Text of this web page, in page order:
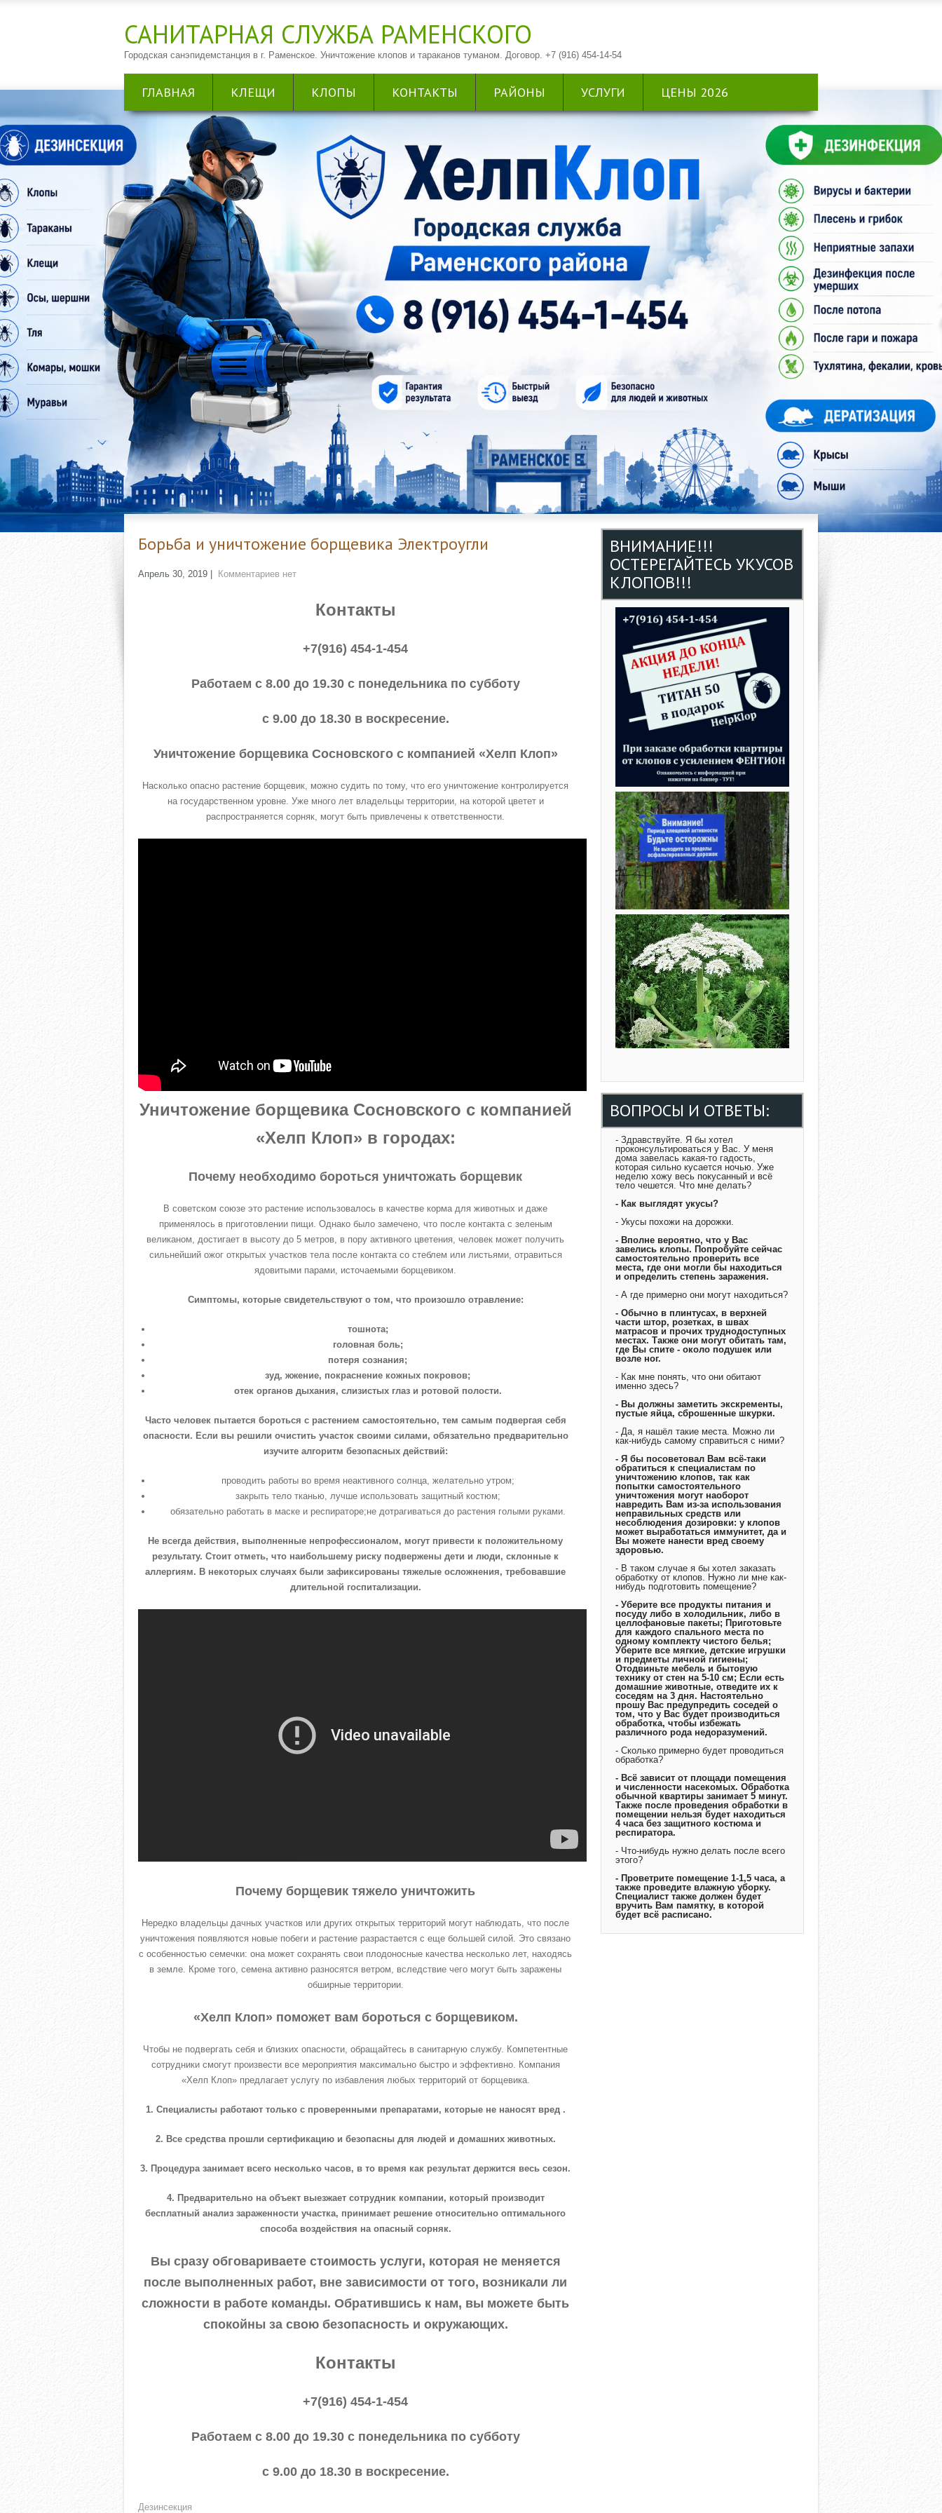
САНИТАРНАЯ CЛУЖБА РАМЕНСКОГО
Городская санэпидемстанция в г. Раменское. Уничтожение клопов и тараканов туманом. Договор. +7 (916) 454-14-54
ГЛАВНАЯ КЛЕЩИ КЛОПЫ КОНТАКТЫ РАЙОНЫ УСЛУГИ ЦЕНЫ 2026
Борьба и уничтожение борщевика Электроугли
Апрель 30, 2019 Комментариев нет
Контакты
+7(916) 454-1-454
Работаем с 8.00 до 19.30 с понедельника по субботу
с 9.00 до 18.30 в воскресение.
Уничтожение борщевика Сосновского с компанией «Хелп Клоп»
Насколько опасно растение борщевик, можно судить по тому, что его уничтожение контролируется
на государственном уровне. Уже много лет владельцы территории, на которой цветет и
распространяется сорняк, могут быть привлечены к ответственности.
Уничтожение борщевика Сосновского с компанией
«Хелп Клоп» в городах:
Почему необходимо бороться уничтожать борщевик
В советском союзе это растение использовалось в качестве корма для животных и даже
применялось в приготовлении пищи. Однако было замечено, что после контакта с зеленым
великаном, достигает в высоту до 5 метров, в пору активного цветения, человек может получить
сильнейший ожог открытых участков тела после контакта со стеблем или листьями, отравиться
ядовитыми парами, источаемыми борщевиком.
Симптомы, которые свидетельствуют о том, что произошло отравление:
тошнота;
головная боль;
потеря сознания;
зуд, жжение, покраснение кожных покровов;
отек органов дыхания, слизистых глаз и ротовой полости.
Часто человек пытается бороться с растением самостоятельно, тем самым подвергая себя
опасности. Если вы решили очистить участок своими силами, обязательно предварительно
изучите алгоритм безопасных действий:
проводить работы во время неактивного солнца, желательно утром;
закрыть тело тканью, лучше использовать защитный костюм;
обязательно работать в маске и респираторе;не дотрагиваться до растения голыми руками.
Не всегда действия, выполненные непрофессионалом, могут привести к положительному
результату. Стоит отметь, что наибольшему риску подвержены дети и люди, склонные к
аллергиям. В некоторых случаях были зафиксированы тяжелые осложнения, требовавшие
длительной госпитализации.
Почему борщевик тяжело уничтожить
Нередко владельцы дачных участков или других открытых территорий могут наблюдать, что после
уничтожения появляются новые побеги и растение разрастается с еще большей силой. Это связано
с особенностью семечки: она может сохранять свои плодоносные качества несколько лет, находясь
в земле. Кроме того, семена активно разносятся ветром, вследствие чего могут быть заражены
обширные территории.
«Хелп Клоп» поможет вам бороться с борщевиком.
Чтобы не подвергать себя и близких опасности, обращайтесь в санитарную службу. Компетентные
сотрудники смогут произвести все мероприятия максимально быстро и эффективно. Компания
«Хелп Клоп» предлагает услугу по избавления любых территорий от борщевика.
1. Специалисты работают только с проверенными препаратами, которые не наносят вред .
2. Все средства прошли сертификацию и безопасны для людей и домашних животных.
3. Процедура занимает всего несколько часов, в то время как результат держится весь сезон.
4. Предварительно на объект выезжает сотрудник компании, который производит
бесплатный анализ зараженности участка, принимает решение относительно оптимального
способа воздействия на опасный сорняк.
Вы сразу обговариваете стоимость услуги, которая не меняется
после выполненных работ, вне зависимости от того, возникали ли
сложности в работе команды. Обратившись к нам, вы можете быть
спокойны за свою безопасность и окружающих.
Контакты
+7(916) 454-1-454
Работаем с 8.00 до 19.30 с понедельника по субботу
с 9.00 до 18.30 в воскресение.
Дезинсекция
ВНИМАНИЕ!!!
ОСТЕРЕГАЙТЕСЬ УКУСОВ
КЛОПОВ!!!
ВОПРОСЫ И ОТВЕТЫ:
- Здравствуйте. Я бы хотел
проконсультироваться у Вас. У меня
дома завелась какая-то гадость,
которая сильно кусается ночью. Уже
неделю хожу весь покусанный и всё
тело чешется. Что мне делать?
- Как выглядят укусы?
- Укусы похожи на дорожки.
- Вполне вероятно, что у Вас
завелись клопы. Попробуйте сейчас
самостоятельно проверить все
места, где они могли бы находиться
и определить степень заражения.
- А где примерно они могут находиться?
- Обычно в плинтусах, в верхней
части штор, розетках, в швах
матрасов и прочих труднодоступных
местах. Также они могут обитать там,
где Вы спите - около подушек или
возле ног.
- Как мне понять, что они обитают
именно здесь?
- Вы должны заметить экскременты,
пустые яйца, сброшенные шкурки.
- Да, я нашёл такие места. Можно ли
как-нибудь самому справиться с ними?
- Я бы посоветовал Вам всё-таки
обратиться к специалистам по
уничтожению клопов, так как
попытки самостоятельного
уничтожения могут наоборот
навредить Вам из-за использования
неправильных средств или
несоблюдения дозировки: у клопов
может выработаться иммунитет, да и
Вы можете нанести вред своему
здоровью.
- В таком случае я бы хотел заказать
обработку от клопов. Нужно ли мне как-
нибудь подготовить помещение?
- Уберите все продукты питания и
посуду либо в холодильник, либо в
целлофановые пакеты; Приготовьте
для каждого спального места по
одному комплекту чистого белья;
Уберите все мягкие, детские игрушки
и предметы личной гигиены;
Отодвиньте мебель и бытовую
технику от стен на 5-10 см; Если есть
домашние животные, отведите их к
соседям на 3 дня. Настоятельно
прошу Вас предупредить соседей о
том, что у Вас будет производиться
обработка, чтобы избежать
различного рода недоразумений.
- Сколько примерно будет проводиться
обработка?
- Всё зависит от площади помещения
и численности насекомых. Обработка
обычной квартиры занимает 5 минут.
Также после проведения обработки в
помещении нельзя будет находиться
4 часа без защитного костюма и
респиратора.
- Что-нибудь нужно делать после всего
этого?
- Проветрите помещение 1-1,5 часа, а
также проведите влажную уборку.
Специалист также должен будет
вручить Вам памятку, в которой
будет всё расписано.